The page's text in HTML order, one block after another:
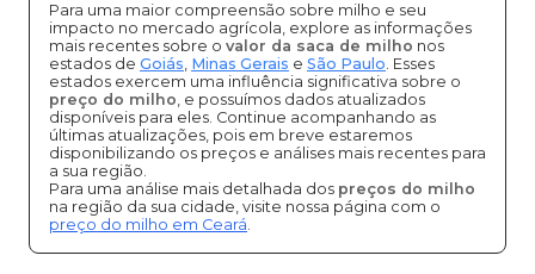
Para uma maior compreensão sobre milho e seu
impacto no mercado agrícola, explore as informações
mais recentes sobre o valor da saca de milho nos
estados de Goiás, Minas Gerais e São Paulo. Esses
estados exercem uma influência significativa sobre o
preço do milho, e possuímos dados atualizados
disponíveis para eles. Continue acompanhando as
últimas atualizações, pois em breve estaremos
disponibilizando os preços e análises mais recentes para
a sua região.
Para uma análise mais detalhada dos preços do milho
na região da sua cidade, visite nossa página com o
preço do milho em Ceará.